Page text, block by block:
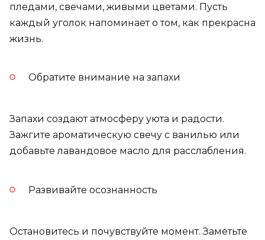
пледами, свечами, живыми цветами. Пусть
каждый уголок напоминает о том, как прекрасна
жизнь.
Обратите внимание на запахи
Запахи создают атмосферу уюта и радости.
Зажгите ароматическую свечу с ванилью или
добавьте лавандовое масло для расслабления.
Развивайте осознанность
Остановитесь и почувствуйте момент. Заметьте